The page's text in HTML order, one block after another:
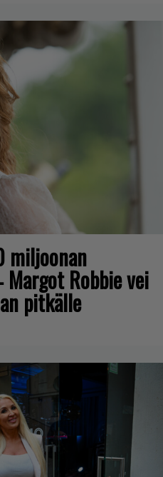
miljoonan
Robbie vei
pitkälle